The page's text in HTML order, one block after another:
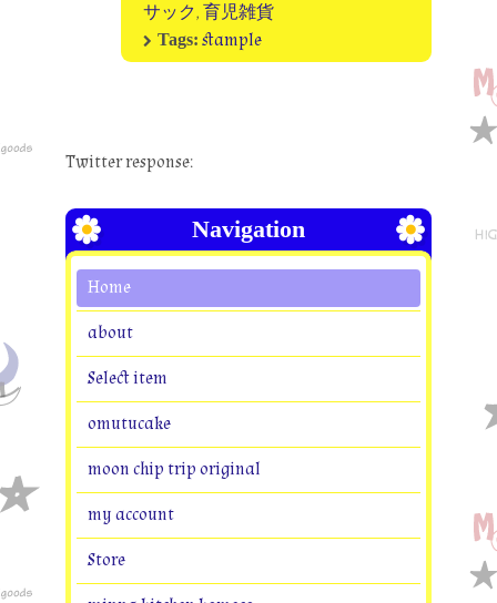
サック,育児雑貨
Tags: stample
Twitter response:
Navigation
Home
about
Select item
omutucake
moon chip trip original
my account
Store